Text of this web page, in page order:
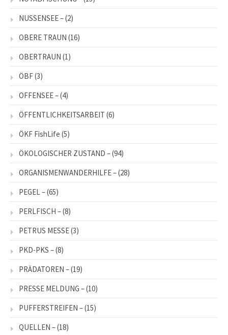
NUSSENSEE –(2)
OBERE TRAUN (16)
OBERTRAUN (1)
ÖBF(3)
OFFENSEE –(4)
ÖFFENTLICHKEITSARBEIT (6)
ÖKF FishLife (5)
ÖKOLOGISCHER ZUSTAND –(94)
ORGANISMENWANDERHILFE –(28)
PEGEL –(65)
PERLFISCH –(8)
PETRUS MESSE(3)
PKD-PKS –(8)
PRÄDATOREN –(19)
PRESSE MELDUNG –(10)
PUFFERSTREIFEN –(15)
QUELLEN –(18)